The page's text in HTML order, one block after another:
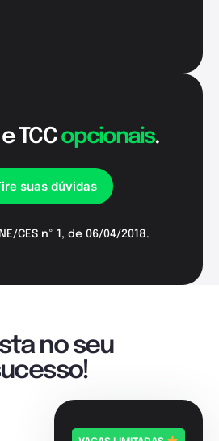
TCCopcionais.
suas dúvidas
CES nº 1, de 06/04/2018.
no seu